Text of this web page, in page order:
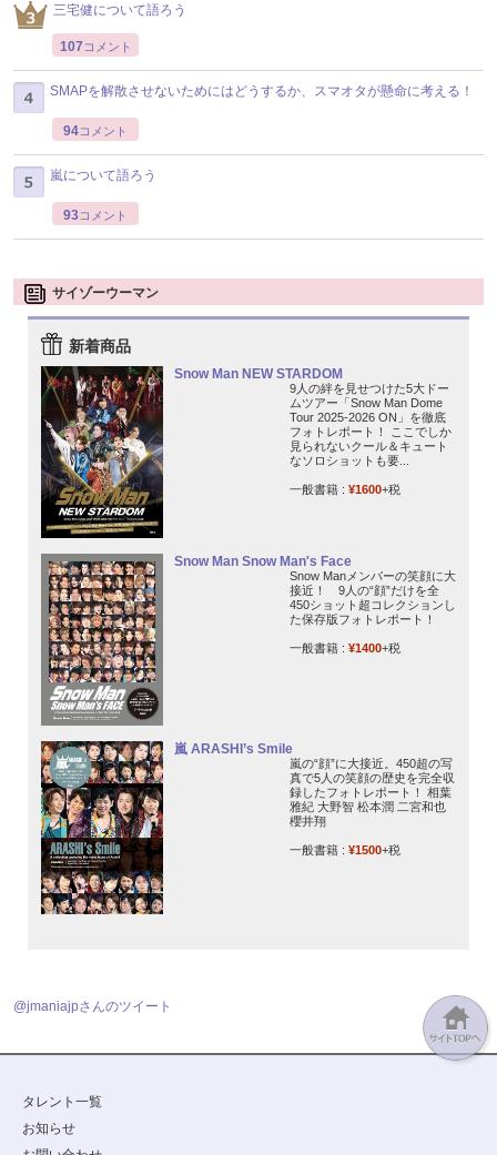
三宅健について語ろう
107 コメント
SMAPを解散させないためにはどうするか、スマオタが懸命に考える！
94コメント
嵐について語ろう
93コメント
サイゾーウーマン
新着商品
Snow Man NEW STARDOM
9人の絆を見せつけた5大ドー
ムツアー「Snow Man Dome
Tour 2025-2026 ON」を徹底
フォトレポート！ ここでしか
見られないクール＆キュート
なソロショットも要...
一般書籍 : ¥1600+税
Snow Man Snow Man's Face
Snow Manメンバーの笑顔に大
接近！ 9人の“顔”だけを全
450ショット超コレクションし
た保存版フォトレポート！
一般書籍 : ¥1400+税
嵐 ARASHI’s Smile
嵐の“顔”に大接近。450超の写
真で5人の笑顔の歴史を完全収
録したフォトレポート！ 相葉
雅紀 大野智 松本潤 二宮和也
櫻井翔
一般書籍 : ¥1500+税
@jmaniajpさんのツイート
タレント一覧
お知らせ